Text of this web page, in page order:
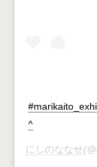
^
にしのななせ